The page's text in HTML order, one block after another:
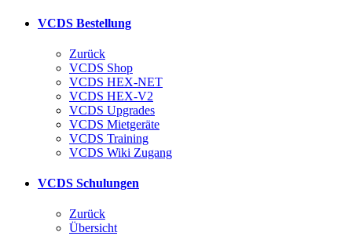
VCDS Bestellung
Zurück
VCDS Shop
VCDS HEX-NET
VCDS HEX-V2
VCDS Upgrades
VCDS Mietgeräte
VCDS Training
VCDS Wiki Zugang
VCDS Schulungen
Zurück
Übersicht